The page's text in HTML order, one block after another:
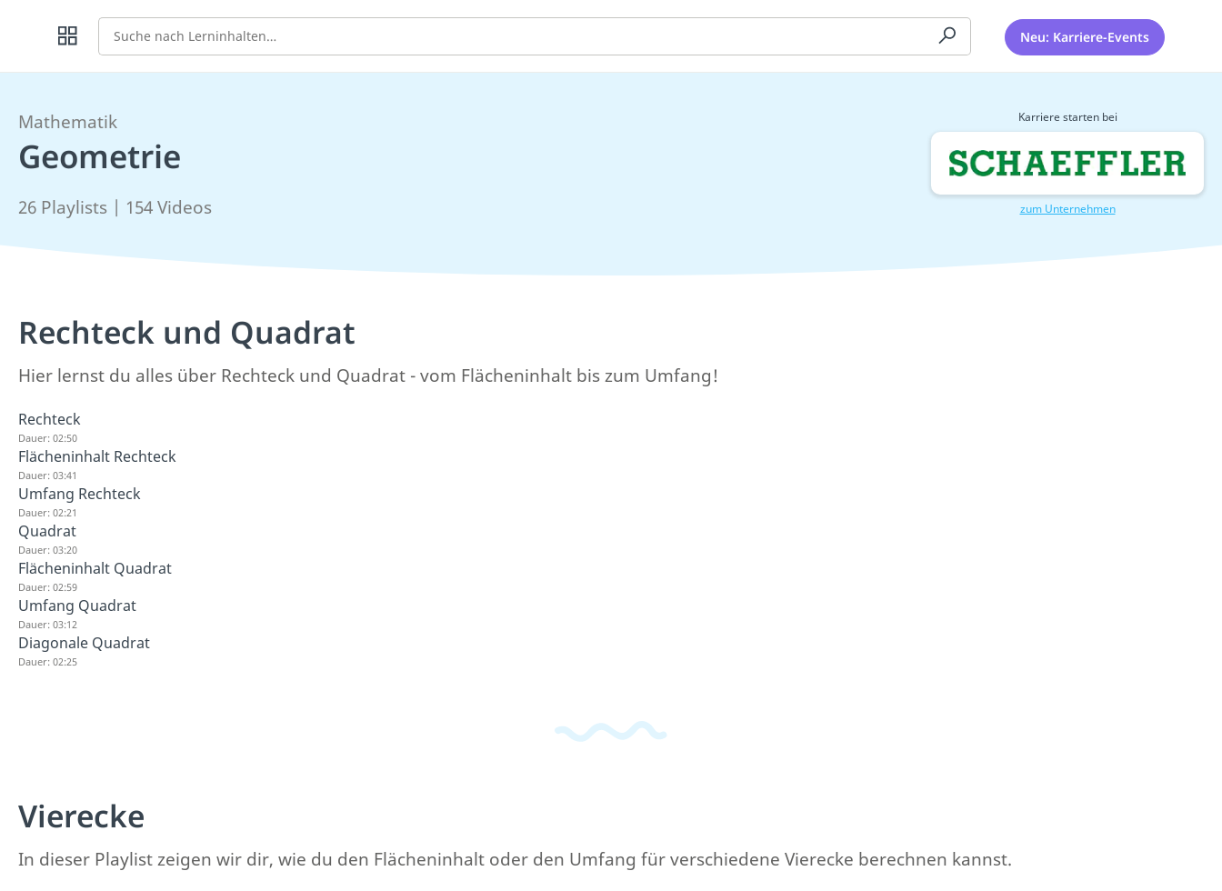
Suche Neu: Karriere-Events
Mathematik
Geometrie
26 Playlists | 154 Videos
Karriere starten bei
zum Unternehmen
Rechteck und Quadrat
Hier lernst du alles über Rechteck und Quadrat - vom Flächeninhalt bis zum Umfang!
Rechteck
Dauer: 02:50
Flächeninhalt Rechteck
Dauer: 03:41
Umfang Rechteck
Dauer: 02:21
Quadrat
Dauer: 03:20
Flächeninhalt Quadrat
Dauer: 02:59
Umfang Quadrat
Dauer: 03:12
Diagonale Quadrat
Dauer: 02:25
Vierecke
In dieser Playlist zeigen wir dir, wie du den Flächeninhalt oder den Umfang für verschiedene Vierecke berechnen kannst.